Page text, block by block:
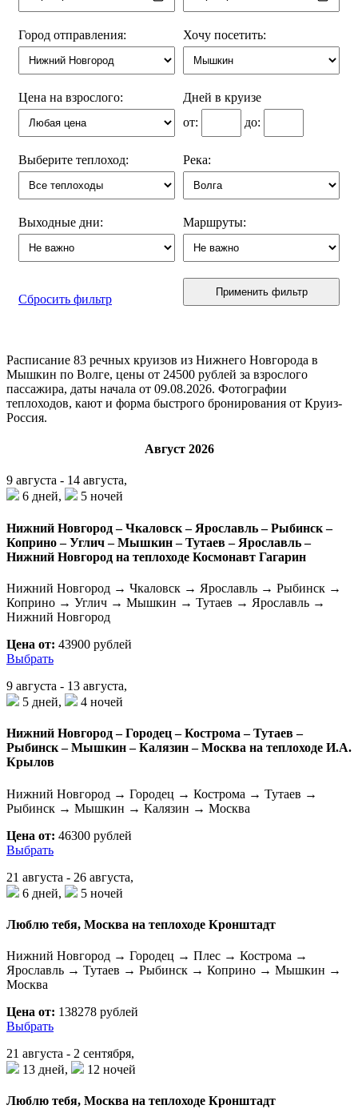
Город отправления: Хочу посетить:
Цена на взрослого:
Дней в круизе
от:
до:
Выберите теплоход: Река:
Выходные дни: Маршруты:
Сбросить фильтр
Применить фильтр
Расписание 83 речных круизов из Нижнего Новгорода в
Мышкин по Волге, цены от 24500 рублей за взрослого
пассажира, даты начала от 09.08.2026. Фотографии
теплоходов, кают и форма быстрого бронирования от Круиз-
Россия.
Август 2026
9 августа - 14 августа,
6 дней,
5 ночей
Нижний Новгород – Чкаловск – Ярославль – Рыбинск –
Коприно – Углич – Мышкин – Тутаев – Ярославль –
Нижний Новгород на теплоходе Космонавт Гагарин
Нижний Новгород → Чкаловск → Ярославль → Рыбинск →
Коприно → Углич → Мышкин → Тутаев → Ярославль →
Нижний Новгород
Цена от: 43900 рублей
Выбрать
9 августа - 13 августа,
5 дней,
4 ночей
Нижний Новгород – Городец – Кострома – Тутаев –
Рыбинск – Мышкин – Калязин – Москва на теплоходе И.А.
Крылов
Нижний Новгород → Городец → Кострома → Тутаев →
Рыбинск → Мышкин → Калязин → Москва
Цена от: 46300 рублей
Выбрать
21 августа - 26 августа,
6 дней,
5 ночей
Люблю тебя, Москва на теплоходе Кронштадт
Нижний Новгород → Городец → Плес → Кострома →
Ярославль → Тутаев → Рыбинск → Коприно → Мышкин →
Москва
Цена от: 138278 рублей
Выбрать
21 августа - 2 сентября,
13 дней,
12 ночей
Люблю тебя, Москва на теплоходе Кронштадт